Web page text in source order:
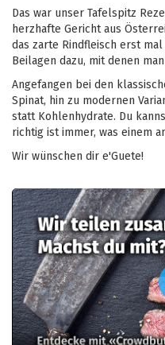
Das war unser Tafelspitz
herzhafte Gericht aus
das zarte Rindfleisch erst
Beilagen dazu, mit denen
Angefangen bei den
Spinat, hin zu modernen
statt Kohlenhydrate. Du
richtig ist immer, was einem
Wir wünschen dir e'Guete!